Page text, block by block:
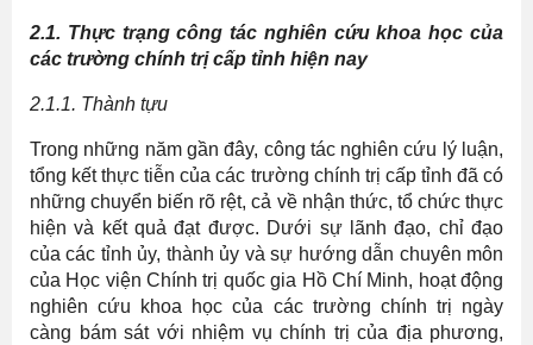
2.1. Thực trạng công tác nghiên cứu khoa học của
các trường chính trị cấp tỉnh hiện nay
2.1.1. Thành tựu
Trong những năm gần đây, công tác nghiên cứu lý luận,
tổng kết thực tiễn của các trường chính trị cấp tỉnh đã có
những chuyển biến rõ rệt, cả về nhận thức, tổ chức thực
hiện và kết quả đạt được. Dưới sự lãnh đạo, chỉ đạo
của các tỉnh ủy, thành ủy và sự hướng dẫn chuyên môn
của Học viện Chính trị quốc gia Hồ Chí Minh, hoạt động
nghiên cứu khoa học của các trường chính trị ngày
càng bám sát với nhiệm vụ chính trị của địa phương,